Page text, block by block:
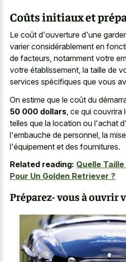
Coûts initiaux et
Le coût d'ouverture d'une
varier considérablement en
de facteurs, notamment votre
votre établissement, la taille de
services spécifiques que vous
On estime que le coût du
50 000 dollars , ce qui
telles que la location ou l'achat
l'embauche de personnel, la
l'équipement et des fournitures.
Related reading: Quelle
Pour Un Golden Retriever ?
Préparez- vous à ouvrir